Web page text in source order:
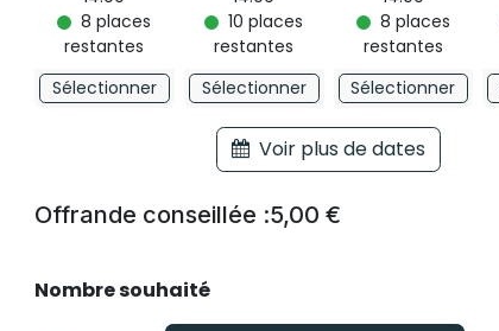
8 places
restantes
Sélectionner
10 places
restantes
Sélectionner
8 places
restantes
Sélectionner
Voir plus de dates
Offrande conseillée :5,00 €
Nombre souhaité